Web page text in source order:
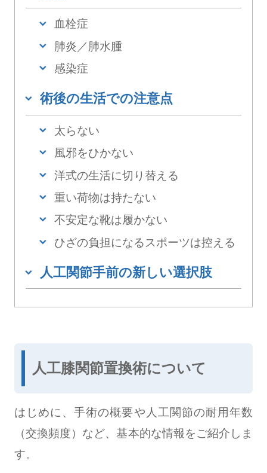
血栓症
肺炎／肺水腫
感染症
術後の生活での注意点
太らない
風邪をひかない
洋式の生活に切り替える
重い荷物は持たない
不安定な靴は履かない
ひざの負担になるスポーツは控える
人工関節手前の新しい選択肢
人工膝関節置換術について
はじめに、手術の概要や人工関節の耐用年数
（交換頻度）など、基本的な情報をご紹介しま
す。